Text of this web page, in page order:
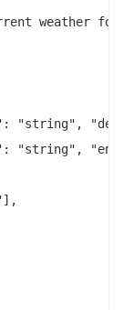
weather
"string",
"string",